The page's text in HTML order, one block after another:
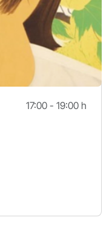
17:00 - 19:00 h